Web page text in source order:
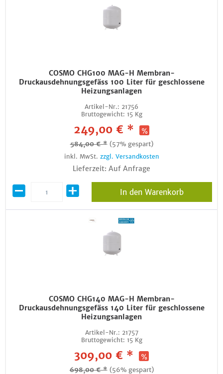
COSMO CHG100 MAG-H Membran-
Druckausdehnungsgefäss 100 Liter für geschlossene
Heizungsanlagen
Artikel-Nr.: 21756
Bruttogewicht: 15 Kg
249,00 € *
584,00 € * (57% gespart)
inkl. MwSt. zzgl. Versandkosten
Lieferzeit: Auf Anfrage
In den Warenkorb
COSMO CHG140 MAG-H Membran-
Druckausdehnungsgefäss 140 Liter für geschlossene
Heizungsanlagen
Artikel-Nr.: 21757
Bruttogewicht: 15 Kg
309,00 € *
698,00 € * (56% gespart)